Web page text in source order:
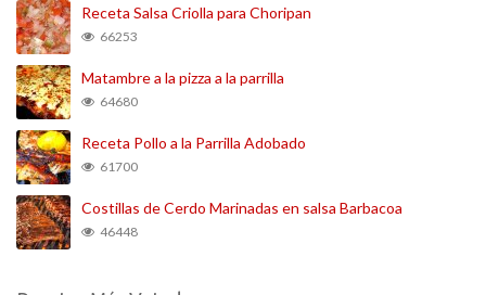
Receta Salsa Criolla para Choripan
66253
Matambre a la pizza a la parrilla
64680
Receta Pollo a la Parrilla Adobado
61700
Costillas de Cerdo Marinadas en salsa Barbacoa
46448